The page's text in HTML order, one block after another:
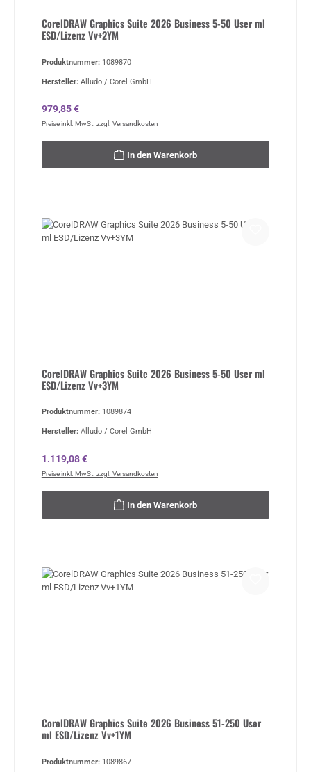
CorelDRAW Graphics Suite 2026 Business 5-50 User ml
ESD/Lizenz Vv+2YM
Produktnummer: 1089870
Hersteller: Alludo / Corel GmbH
Regulärer Preis:
979,85 €
Preise inkl. MwSt. zzgl. Versandkosten
In den Warenkorb
CorelDRAW Graphics Suite 2026 Business 5-50 User ml
ESD/Lizenz Vv+3YM
Produktnummer: 1089874
Hersteller: Alludo / Corel GmbH
Regulärer Preis:
1.119,08 €
Preise inkl. MwSt. zzgl. Versandkosten
In den Warenkorb
CorelDRAW Graphics Suite 2026 Business 51-250 User
ml ESD/Lizenz Vv+1YM
Produktnummer: 1089867